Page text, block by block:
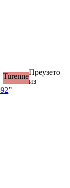
TurenneПреузето
из
”